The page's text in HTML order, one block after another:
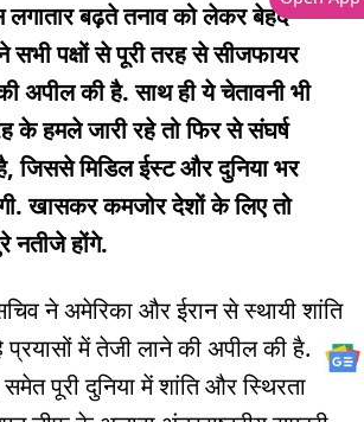
लगातार बढ़ते तनाव को लेकर बेहद
सभी पक्षों से पूरी तरह से सीजफायर
अपील की है. साथ ही ये चेतावनी भी
के हमले जारी रहे तो फिर से संघर्ष
जिससे मिडिल ईस्ट और दुनिया भर
खासकर कमजोर देशों के लिए तो
नतीजे होंगे.
ने अमेरिका और ईरान से स्थायी शांति
में तेजी लाने की अपील की है.
पूरी दुनिया में शांति और स्थिरता